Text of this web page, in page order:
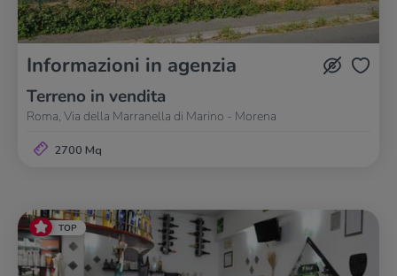
Informazioni in agenzia
Terreno in vendita
Roma, Via della Marranella di Marino - Morena
2700 Mq
TOP